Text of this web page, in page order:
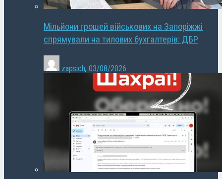
Мільйони грошей військових на Запоріжжі
спрямували на тилових бухгалтерів: ДБР
zapsich, 03/08/2026